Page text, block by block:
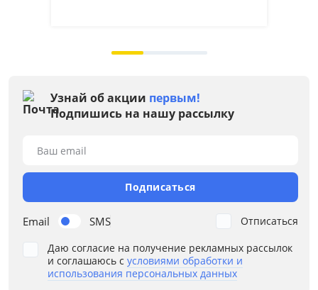
Узнай об акции первым!
Подпишись на нашу рассылку
Email SMS
Ваш email
Подписаться
Даю согласие на получение рекламных рассылок
и соглашаюсь с условиями обработки и
использования персональных данных
Отписаться